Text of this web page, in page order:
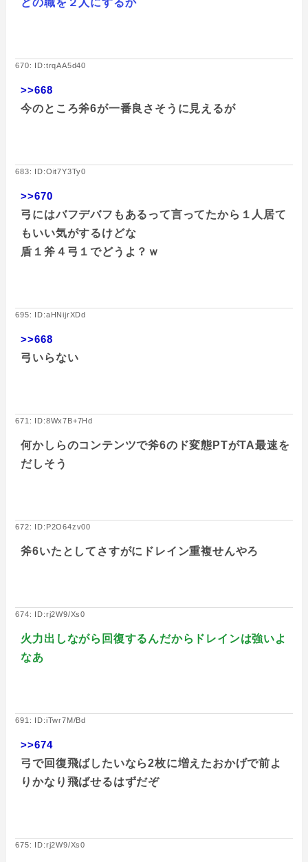
どの職を２人にするか
670: ID:trqAA5d40
>>668
今のところ斧6が一番良さそうに見えるが
683: ID:Oit7Y3Ty0
>>670
弓にはバフデバフもあるって言ってたから１人居て
もいい気がするけどな
盾１斧４弓１でどうよ？ｗ
695: ID:aHNijrXDd
>>668
弓いらない
671: ID:8Wx7B+7Hd
何かしらのコンテンツで斧6のド変態PTがTA最速を
だしそう
672: ID:P2O64zv00
斧6いたとしてさすがにドレイン重複せんやろ
674: ID:rj2W9/Xs0
火力出しながら回復するんだからドレインは強いよ
なあ
691: ID:iTwr7M/Bd
>>674
弓で回復飛ばしたいなら2枚に増えたおかげで前よ
りかなり飛ばせるはずだぞ
675: ID:rj2W9/Xs0